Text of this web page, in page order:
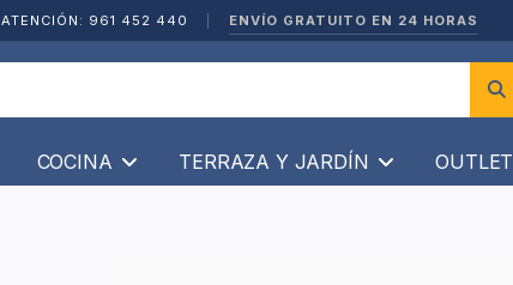
ATENCIÓN: 961 452 440 ENVÍO GRATUITO EN 24 HORAS
COCINA TERRAZA Y JARDÍN OUTLET